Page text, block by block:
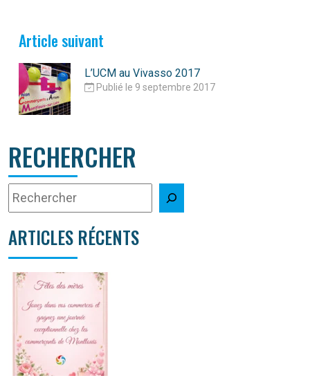
Article suivant
L’UCM au Vivasso 2017
Publié le 9 septembre 2017
RECHERCHER
ARTICLES RÉCENTS